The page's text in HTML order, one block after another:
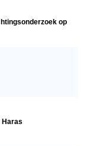
op
Haras